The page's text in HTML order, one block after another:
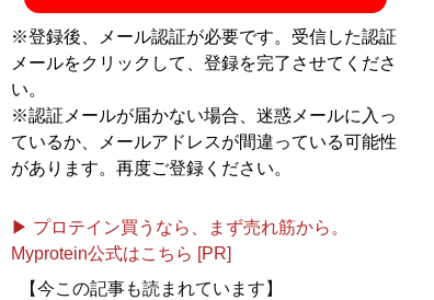
※登録後、メール認証が必要です。受信した認証
メールをクリックして、登録を完了させてくださ
い。
※認証メールが届かない場合、迷惑メールに入っ
ているか、メールアドレスが間違っている可能性
があります。再度ご登録ください。
▶ プロテイン買うなら、まず売れ筋から。
Myprotein公式はこちら [PR]
【今この記事も読まれています】